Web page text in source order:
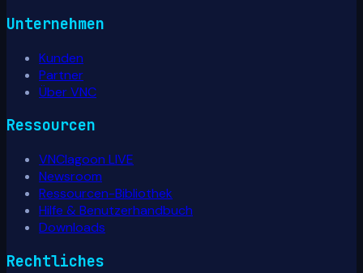
Unternehmen
Kunden
Partner
Über VNC
Ressourcen
VNClagoon LIVE
Newsroom
Ressourcen-Bibliothek
Hilfe & Benutzerhandbuch
Downloads
Rechtliches